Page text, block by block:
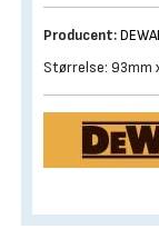
Producent:
Størrelse: 93mm